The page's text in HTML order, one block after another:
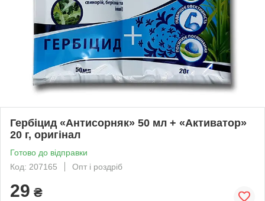
Гербіцид «Антисорняк» 50 мл + «Активатор»
20 г, оригінал
Готово до відправки
Код: 207165
Опт і роздріб
29 ₴